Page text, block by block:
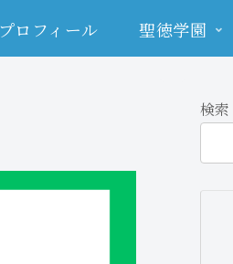
プロフィール 聖徳学園
検索